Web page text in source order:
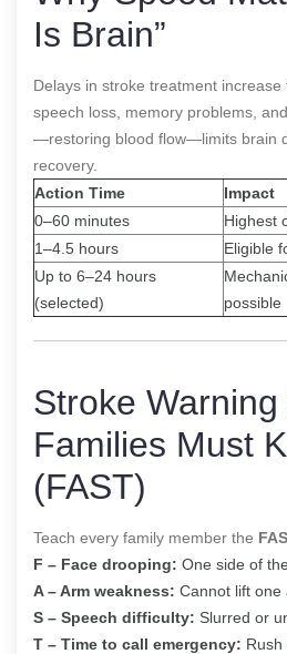
Is Brain”
Delays in stroke treatment increase
speech loss, memory problems,
—restoring blood flow—limits brain
recovery.
Action Time
Impact
0–60 minutes
Highest
1–4.5 hours
Eligible
Up to 6–24 hours
(selected)
possible
Stroke Warning
Families Must
(FAST)
Teach every family member the
F – Face drooping: One side of
A – Arm weakness: Cannot lift one
S – Speech difficulty: Slurred or
T – Time to call emergency: